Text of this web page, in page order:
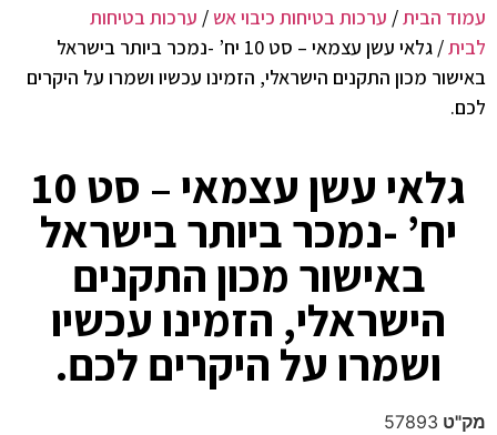
עמוד הבית/ ערכות בטיחות כיבוי אש / ערכות בטיחות
לבית
/ גלאי עשן עצמאי – סט 10 יח’ -נמכר ביותר בישראל
באישור מכון התקנים הישראלי, הזמינו עכשיו ושמרו על היקרים
לכם.
גלאי עשן עצמאי – סט 10
יח’ -נמכר ביותר בישראל
באישור מכון התקנים
הישראלי, הזמינו עכשיו
ושמרו על היקרים לכם.
מק"ט 57893